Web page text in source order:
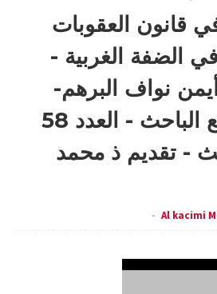
قانون العقوبات
في الضفة الغربية -
نواف البرهم-
منشورات موقع الباحث - العدد 58
- تقديم ذ محمد